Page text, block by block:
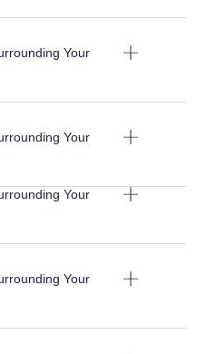
Your
Your
Your
Your